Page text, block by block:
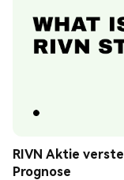
RIVN Aktie
Prognose